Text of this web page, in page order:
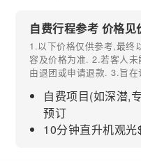
自费行程参考 价格见
1.以下价格仅供参考,最终
容及价格为准. 2.若客人
由退团或申请退款. 3.旨
自费项目(如深潜,
预订
10分钟直升机观